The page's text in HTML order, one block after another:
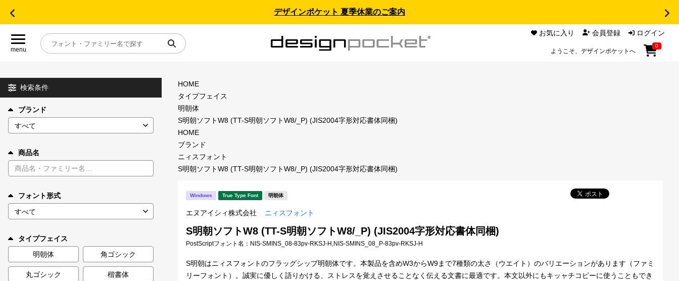
デザインポケット 夏季休業のご案内
menu
お気に入り 会員登録 ログイン
ようこそ、デザインポケットへ
0
目的別フォントガイド
特集
年間ライセンス商品
キャンペーン一覧
カート 0
検索条件
ブランド
商品名
フォント形式
タイプフェイス
明朝体
角ゴシック
丸ゴシック 楷書体
HOME
タイプフェイス
明朝体
S明朝ソフトW8 (TT-S明朝ソフトW8/_P) (JIS2004字形対応書体同梱)
HOME
ブランド
ニィスフォント
S明朝ソフトW8 (TT-S明朝ソフトW8/_P) (JIS2004字形対応書体同梱)
Windows True Type Font 明朝体
エヌアイシィ株式会社 ニィスフォント
S明朝ソフトW8 (TT-S明朝ソフトW8/_P) (JIS2004字形対応書体同梱)
PostScriptフォント名： NIS-SMINS_08-83pv-RKSJ-H,NIS-SMINS_08_P-83pv-RKSJ-H
S明朝はニィスフォントのフラッグシップ明朝体です。本製品を含めW3からW9まで7種類の太さ（ウエイト）のバリエーションがあります（ファミ
リーフォント）。誠実に優しく語りかける、ストレスを覚えさせることなく伝える文書に最適です。本文以外にもキッャチコピーに使うこともでき